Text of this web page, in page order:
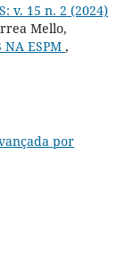
v. 15 n. 2 (2024)
Mello,
NA ESPM ,
por